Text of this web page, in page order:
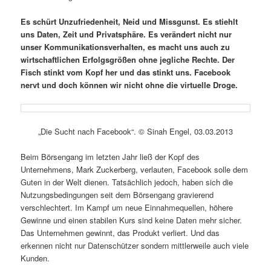
Es schürt Unzufriedenheit, Neid und Missgunst. Es stiehlt
uns Daten, Zeit und Privatsphäre. Es verändert nicht nur
unser Kommunikationsverhalten, es macht uns auch zu
wirtschaftlichen Erfolgsgrößen ohne jegliche Rechte. Der
Fisch stinkt vom Kopf her und das stinkt uns. Facebook
nervt und doch können wir nicht ohne die virtuelle Droge.
„Die Sucht nach Facebook“. © Sinah Engel, 03.03.2013
Beim Börsengang im letzten Jahr ließ der Kopf des
Unternehmens, Mark Zuckerberg, verlauten, Facebook solle dem
Guten in der Welt dienen. Tatsächlich jedoch, haben sich die
Nutzungsbedingungen seit dem Börsengang gravierend
verschlechtert. Im Kampf um neue Einnahmequellen, höhere
Gewinne und einen stabilen Kurs sind keine Daten mehr sicher.
Das Unternehmen gewinnt, das Produkt verliert. Und das
erkennen nicht nur Datenschützer sondern mittlerweile auch viele
Kunden.